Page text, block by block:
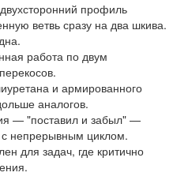
профиль
ветвь сразу на два шкива.
работа по двум
и армированного
аналогов.
— "поставил и забыл" —
с непрерывным циклом.
для задач, где критично